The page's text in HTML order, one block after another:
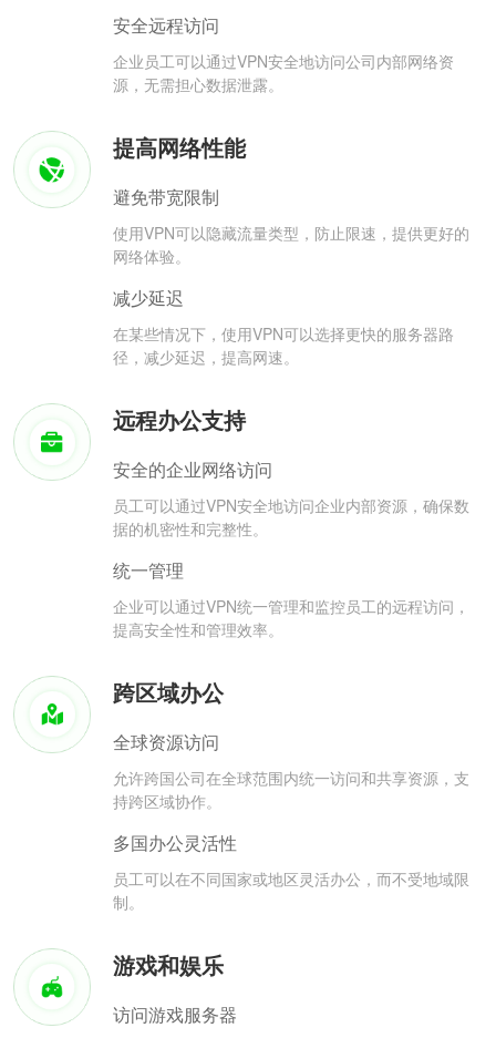
安全远程访问
企业员工可以通过VPN安全地访问公司内部网络资
源，无需担心数据泄露。
提高网络性能
避免带宽限制
使用VPN可以隐藏流量类型，防止限速，提供更好的
网络体验。
减少延迟
在某些情况下，使用VPN可以选择更快的服务器路
径，减少延迟，提高网速。
远程办公支持
安全的企业网络访问
员工可以通过VPN安全地访问企业内部资源，确保数
据的机密性和完整性。
统一管理
企业可以通过VPN统一管理和监控员工的远程访问，
提高安全性和管理效率。
跨区域办公
全球资源访问
允许跨国公司在全球范围内统一访问和共享资源，支
持跨区域协作。
多国办公灵活性
员工可以在不同国家或地区灵活办公，而不受地域限
制。
游戏和娱乐
访问游戏服务器